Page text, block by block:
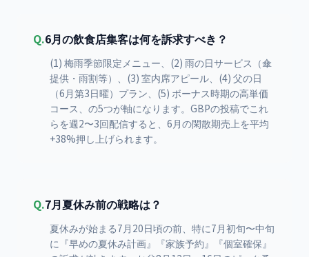
Q.6月の飲食店集客は何を訴求すべき？
(1) 梅雨季節限定メニュー、(2) 雨の日サービス（傘
提供・雨割等）、(3) 室内席アピール、(4) 父の日
（6月第3日曜）プラン、(5) ボーナス時期の高単価
コース、の5つが軸になります。GBPの投稿でこれ
らを週2〜3回配信すると、6月の閑散期売上を平均
+38%押し上げられます。
Q.7月夏休み前の戦略は？
夏休みが始まる7月20日頃の前、特に7月初旬〜中旬
に『早めの夏休み計画』『家族予約』『個室確保』